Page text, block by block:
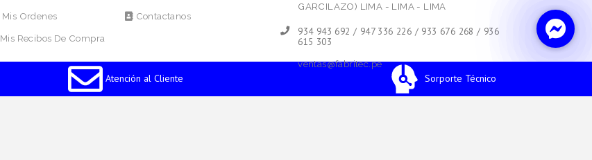
Atención al Cliente Sorporte Técnico
Mis Ordenes
Mis Recibos De Compra
Contactanos
GARCILAZO) LIMA - LIMA - LIMA
934 943 692 / 947 336 226 / 933 676 268 / 936
615 303
ventas@fabritec.pe